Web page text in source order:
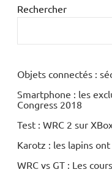
Inclassables
Rechercher
Objets connectés :
Smartphone : les
Congress 2018
Test : WRC 2 sur
Karotz : les lapins
WRC vs GT : Les